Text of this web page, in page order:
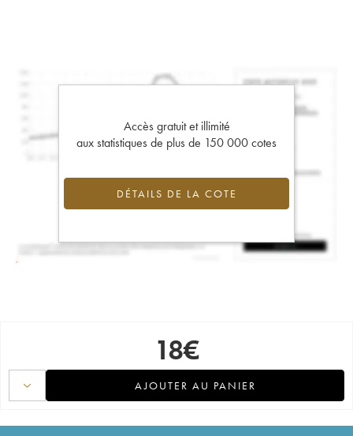
Accès gratuit et illimité
aux statistiques de plus de 150 000 cotes
DÉTAILS DE LA COTE
18€
AJOUTER AU PANIER